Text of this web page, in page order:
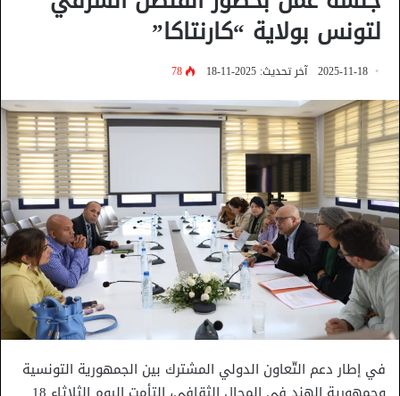
لتونس بولاية “كارنتاكا”
2025-11-18 آخر تحديث: 2025-11-18 78
في إطار دعم التّعاون الدولي المشترك بين الجمهورية التونسية